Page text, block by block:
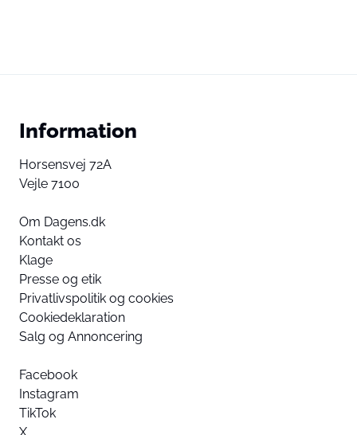
Information
Horsensvej 72A
Vejle 7100
Om Dagens.dk
Kontakt os
Klage
Presse og etik
Privatlivspolitik og cookies
Cookiedeklaration
Salg og Annoncering
Facebook
Instagram
TikTok
X